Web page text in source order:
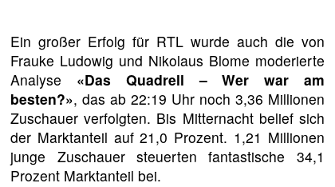
Ein großer Erfolg für RTL wurde auch die von
Frauke Ludowig und Nikolaus Blome moderierte
Analyse «Das Quadrell – Wer war am
besten?», das ab 22:19 Uhr noch 3,36 Millionen
Zuschauer verfolgten. Bis Mitternacht belief sich
der Marktanteil auf 21,0 Prozent. 1,21 Millionen
junge Zuschauer steuerten fantastische 34,1
Prozent Marktanteil bei.